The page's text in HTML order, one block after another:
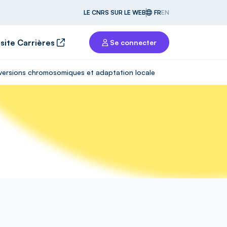
LE CNRS SUR LE WEB FREN
Carrières Se connecter
chromosomiques et adaptation locale